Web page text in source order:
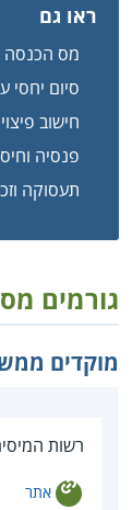
ראו גם
מס הכנסה
סיום יחסי
חישוב
פנסיה
תעסוקה
גורמים
מוקדים
רשות
אתר